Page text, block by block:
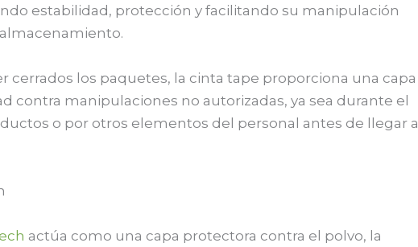
estabilidad, protección y facilitando su manipulación
cerrados los paquetes, la cinta tape proporciona una capa
contra manipulaciones no autorizadas, ya sea durante el
o por otros elementos del personal antes de llegar a
actúa como una capa protectora contra el polvo, la